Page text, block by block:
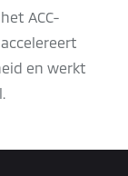
ACC-
en werkt